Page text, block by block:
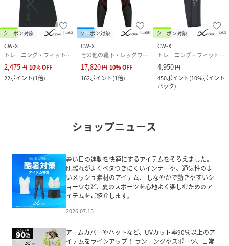
クーポン対象
CW-X
トレーニング・フィットネス用品
2,475円 10%OFF
22ポイント(1倍)
クーポン対象
CW-X
その他の靴下・レッグウェア
17,820円 10%OFF
162ポイント(1倍)
クーポン対象
CW-X
トレーニング・フィットネス用品
4,950円
450ポイント(10%ポイント
バック)
ショップニュース
暑い日の運動を快適にするアイテムをそろえました。
肌離れがよくベタつきにくいインナーや、通気性のよ
いメッシュ素材のアイテム、 しなやかで動きやすいシ
ョーツなど、夏のスポーツを心地よく楽しむためのア
イテムをご紹介します。
2026.07.15
アームカバーやハットなど、UVカット率90％以上のア
イテムをラインアップ！ ランニングやスポーツ、日常